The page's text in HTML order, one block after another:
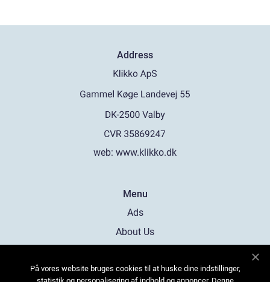
Address
web: www.klikko.dk
Menu
Ads
About Us
Contact
På vores website bruges cookies til at huske dine indstillinger,